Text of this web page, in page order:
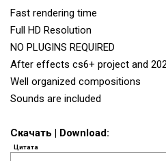
Fast rendering time
Full HD Resolution
NO PLUGINS REQUIRED
After effects cs6+ project and
Well organized compositions
Sounds are included
Скачать | Download:
Цитата